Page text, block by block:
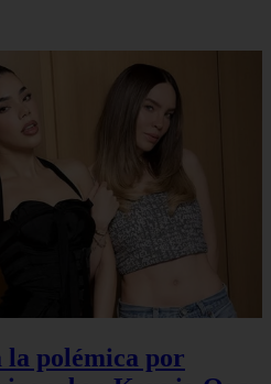
la polémica por